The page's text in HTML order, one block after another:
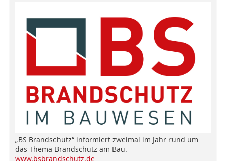
„BS Brandschutz“ informiert zweimal im Jahr rund um
das Thema Brandschutz am Bau.
www.bsbrandschutz.de